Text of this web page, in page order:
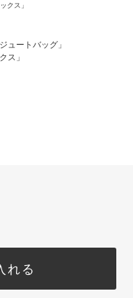
クス」
ュートバッグ」
ス」
れる